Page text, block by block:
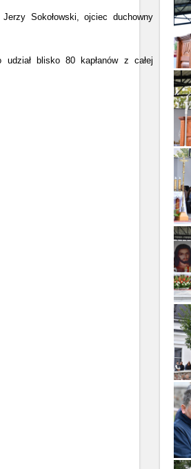
Sokołowski, ojciec duchowny
blisko 80 kapłanów z całej